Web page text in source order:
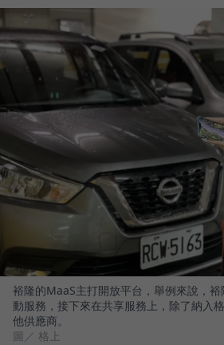
裕隆的MaaS主打開放平台，舉例來說，
動服務，接下來在共享服務上，除了納入
他供應商。
圖／ 格上